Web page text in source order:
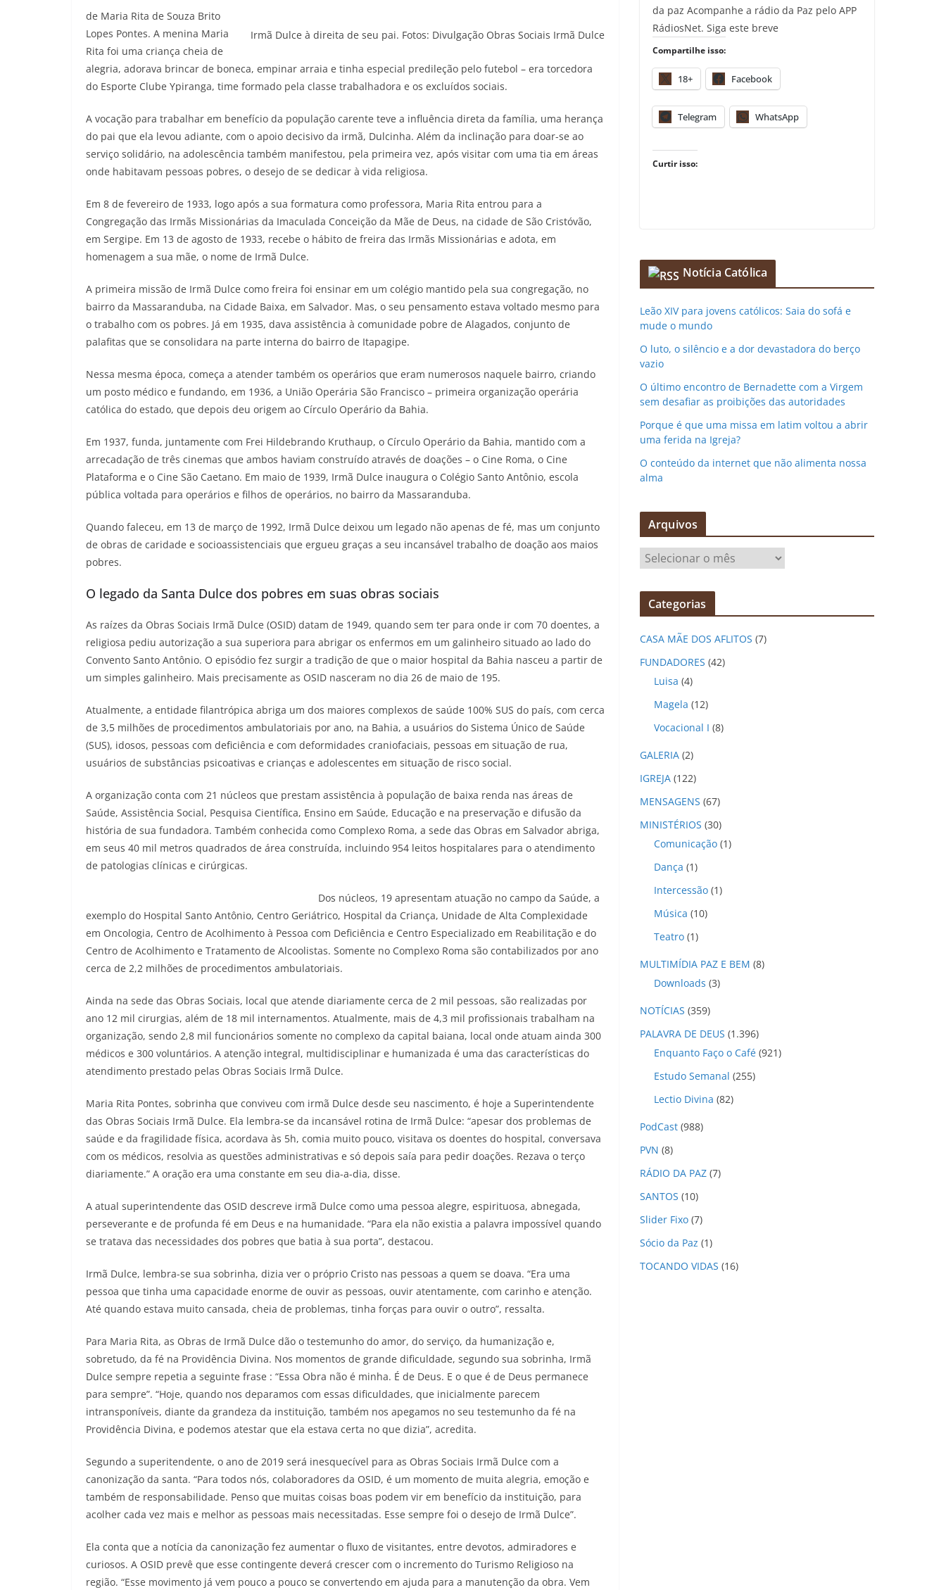
Irmã Dulce à direita de seu pai. Fotos: Divulgação Obras Sociais Irmã Dulce
de Maria Rita de Souza Brito
Lopes Pontes. A menina Maria
Rita foi uma criança cheia de
alegria, adorava brincar de boneca, empinar arraia e tinha especial predileção pelo futebol – era torcedora
do Esporte Clube Ypiranga, time formado pela classe trabalhadora e os excluídos sociais.
A vocação para trabalhar em benefício da população carente teve a influência direta da família, uma herança
do pai que ela levou adiante, com o apoio decisivo da irmã, Dulcinha. Além da inclinação para doar-se ao
serviço solidário, na adolescência também manifestou, pela primeira vez, após visitar com uma tia em áreas
onde habitavam pessoas pobres, o desejo de se dedicar à vida religiosa.
Em 8 de fevereiro de 1933, logo após a sua formatura como professora, Maria Rita entrou para a
Congregação das Irmãs Missionárias da Imaculada Conceição da Mãe de Deus, na cidade de São Cristóvão,
em Sergipe. Em 13 de agosto de 1933, recebe o hábito de freira das Irmãs Missionárias e adota, em
homenagem a sua mãe, o nome de Irmã Dulce.
A primeira missão de Irmã Dulce como freira foi ensinar em um colégio mantido pela sua congregação, no
bairro da Massaranduba, na Cidade Baixa, em Salvador. Mas, o seu pensamento estava voltado mesmo para
o trabalho com os pobres. Já em 1935, dava assistência à comunidade pobre de Alagados, conjunto de
palafitas que se consolidara na parte interna do bairro de Itapagipe.
Nessa mesma época, começa a atender também os operários que eram numerosos naquele bairro, criando
um posto médico e fundando, em 1936, a União Operária São Francisco – primeira organização operária
católica do estado, que depois deu origem ao Círculo Operário da Bahia.
Em 1937, funda, juntamente com Frei Hildebrando Kruthaup, o Círculo Operário da Bahia, mantido com a
arrecadação de três cinemas que ambos haviam construído através de doações – o Cine Roma, o Cine
Plataforma e o Cine São Caetano. Em maio de 1939, Irmã Dulce inaugura o Colégio Santo Antônio, escola
pública voltada para operários e filhos de operários, no bairro da Massaranduba.
Quando faleceu, em 13 de março de 1992, Irmã Dulce deixou um legado não apenas de fé, mas um conjunto
de obras de caridade e socioassistenciais que ergueu graças a seu incansável trabalho de doação aos maios
pobres.
O legado da Santa Dulce dos pobres em suas obras sociais
As raízes da Obras Sociais Irmã Dulce (OSID) datam de 1949, quando sem ter para onde ir com 70 doentes, a
religiosa pediu autorização a sua superiora para abrigar os enfermos em um galinheiro situado ao lado do
Convento Santo Antônio. O episódio fez surgir a tradição de que o maior hospital da Bahia nasceu a partir de
um simples galinheiro. Mais precisamente as OSID nasceram no dia 26 de maio de 195.
Atualmente, a entidade filantrópica abriga um dos maiores complexos de saúde 100% SUS do país, com cerca
de 3,5 milhões de procedimentos ambulatoriais por ano, na Bahia, a usuários do Sistema Único de Saúde
(SUS), idosos, pessoas com deficiência e com deformidades craniofaciais, pessoas em situação de rua,
usuários de substâncias psicoativas e crianças e adolescentes em situação de risco social.
A organização conta com 21 núcleos que prestam assistência à população de baixa renda nas áreas de
Saúde, Assistência Social, Pesquisa Científica, Ensino em Saúde, Educação e na preservação e difusão da
história de sua fundadora. Também conhecida como Complexo Roma, a sede das Obras em Salvador abriga,
em seus 40 mil metros quadrados de área construída, incluindo 954 leitos hospitalares para o atendimento
de patologias clínicas e cirúrgicas.
Dos núcleos, 19 apresentam atuação no campo da Saúde, a
exemplo do Hospital Santo Antônio, Centro Geriátrico, Hospital da Criança, Unidade de Alta Complexidade
em Oncologia, Centro de Acolhimento à Pessoa com Deficiência e Centro Especializado em Reabilitação e do
Centro de Acolhimento e Tratamento de Alcoolistas. Somente no Complexo Roma são contabilizados por ano
cerca de 2,2 milhões de procedimentos ambulatoriais.
Ainda na sede das Obras Sociais, local que atende diariamente cerca de 2 mil pessoas, são realizadas por
ano 12 mil cirurgias, além de 18 mil internamentos. Atualmente, mais de 4,3 mil profissionais trabalham na
organização, sendo 2,8 mil funcionários somente no complexo da capital baiana, local onde atuam ainda 300
médicos e 300 voluntários. A atenção integral, multidisciplinar e humanizada é uma das características do
atendimento prestado pelas Obras Sociais Irmã Dulce.
Maria Rita Pontes, sobrinha que conviveu com irmã Dulce desde seu nascimento, é hoje a Superintendente
das Obras Sociais Irmã Dulce. Ela lembra-se da incansável rotina de Irmã Dulce: “apesar dos problemas de
saúde e da fragilidade física, acordava às 5h, comia muito pouco, visitava os doentes do hospital, conversava
com os médicos, resolvia as questões administrativas e só depois saía para pedir doações. Rezava o terço
diariamente.” A oração era uma constante em seu dia-a-dia, disse.
A atual superintendente das OSID descreve irmã Dulce como uma pessoa alegre, espirituosa, abnegada,
perseverante e de profunda fé em Deus e na humanidade. “Para ela não existia a palavra impossível quando
se tratava das necessidades dos pobres que batia à sua porta”, destacou.
Irmã Dulce, lembra-se sua sobrinha, dizia ver o próprio Cristo nas pessoas a quem se doava. “Era uma
pessoa que tinha uma capacidade enorme de ouvir as pessoas, ouvir atentamente, com carinho e atenção.
Até quando estava muito cansada, cheia de problemas, tinha forças para ouvir o outro”, ressalta.
Para Maria Rita, as Obras de Irmã Dulce dão o testemunho do amor, do serviço, da humanização e,
sobretudo, da fé na Providência Divina. Nos momentos de grande dificuldade, segundo sua sobrinha, Irmã
Dulce sempre repetia a seguinte frase : “Essa Obra não é minha. É de Deus. E o que é de Deus permanece
para sempre”. “Hoje, quando nos deparamos com essas dificuldades, que inicialmente parecem
intransponíveis, diante da grandeza da instituição, também nos apegamos no seu testemunho da fé na
Providência Divina, e podemos atestar que ela estava certa no que dizia”, acredita.
Segundo a superitendente, o ano de 2019 será inesquecível para as Obras Sociais Irmã Dulce com a
canonização da santa. “Para todos nós, colaboradores da OSID, é um momento de muita alegria, emoção e
também de responsabilidade. Penso que muitas coisas boas podem vir em benefício da instituição, para
acolher cada vez mais e melhor as pessoas mais necessitadas. Esse sempre foi o desejo de Irmã Dulce”.
Ela conta que a notícia da canonização fez aumentar o fluxo de visitantes, entre devotos, admiradores e
curiosos. A OSID prevê que esse contingente deverá crescer com o incremento do Turismo Religioso na
região. “Esse movimento já vem pouco a pouco se convertendo em ajuda para a manutenção da obra. Vem
da paz Acompanhe a rádio da Paz pelo APP
RádiosNet. Siga este breve
Compartilhe isso:
18+ Facebook
Telegram WhatsApp
Curtir isso:
Notícia Católica
Leão XIV para jovens católicos: Saia do sofá e
mude o mundo
O luto, o silêncio e a dor devastadora do berço
vazio
O último encontro de Bernadette com a Virgem
sem desafiar as proibições das autoridades
Porque é que uma missa em latim voltou a abrir
uma ferida na Igreja?
O conteúdo da internet que não alimenta nossa
alma
Arquivos
r
q
v
o
Categorias
CASA MÃE DOS AFLITOS (7)
FUNDADORES (42)
Luisa (4)
Magela (12)
Vocacional I (8)
GALERIA (2)
IGREJA (122)
MENSAGENS (67)
MINISTÉRIOS (30)
Comunicação (1)
Dança (1)
Intercessão (1)
Música (10)
Teatro (1)
MULTIMÍDIA PAZ E BEM (8)
Downloads (3)
NOTÍCIAS (359)
PALAVRA DE DEUS (1.396)
Enquanto Faço o Café (921)
Estudo Semanal (255)
Lectio Divina (82)
PodCast (988)
PVN (8)
RÁDIO DA PAZ (7)
SANTOS (10)
Slider Fixo (7)
Sócio da Paz (1)
TOCANDO VIDAS (16)